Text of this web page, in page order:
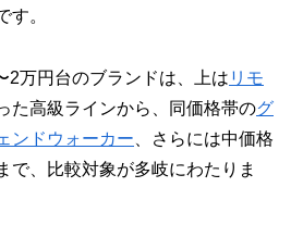
す。
2万円台のブランドは、上は リモ
た高級ラインから、同価格帯のグ
ンドウォーカー 、さらには中価格
で、比較対象が多岐にわたりま